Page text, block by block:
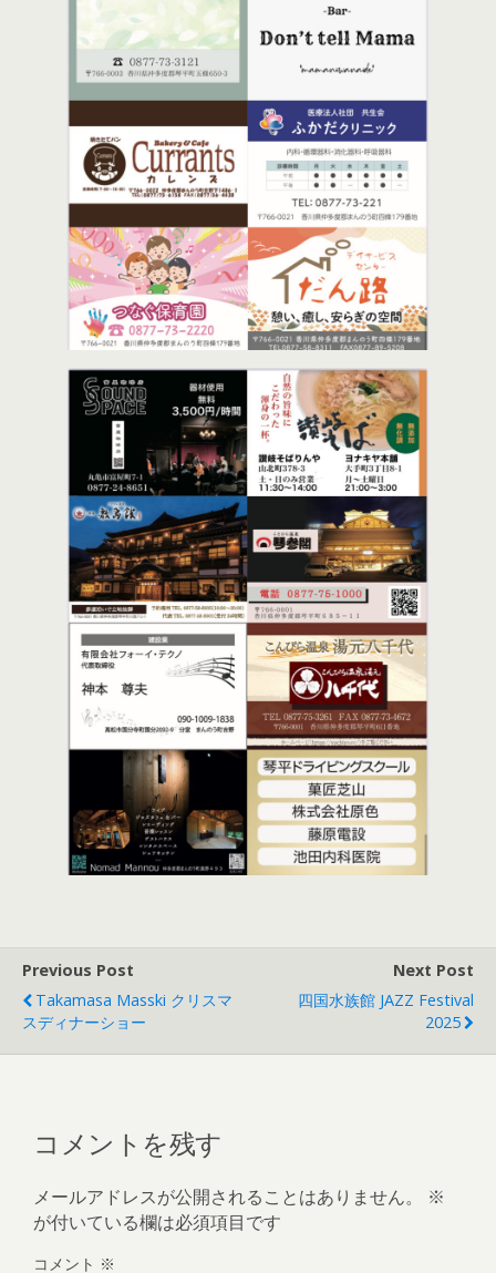
Previous Post
Takamasa Masski クリスマ
スディナーショー
Next Post
四国水族館 JAZZ Festival
2025
コメントを残す
メールアドレスが公開されることはありません。
※
が付いている欄は必須項目です
コメント ※